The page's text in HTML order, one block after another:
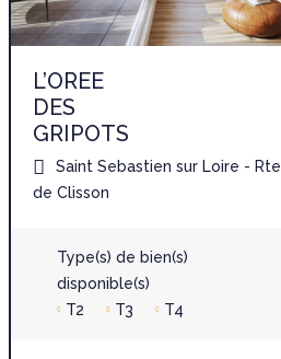
L’OREE
DES
GRIPOTS
Saint Sebastien sur Loire - Rte
de Clisson
Type(s) de bien(s)
disponible(s)
T2
T3 T4